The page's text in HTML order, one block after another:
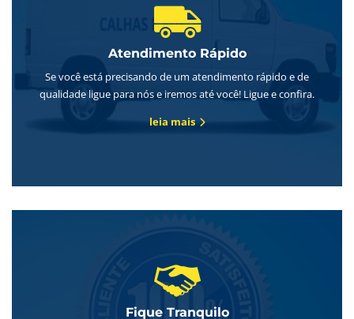
Atendimento Rápido
Se você está precisando de um atendimento rápido e de
qualidade ligue para nós e iremos até você! Ligue e confira.
leia mais
Fique Tranquilo